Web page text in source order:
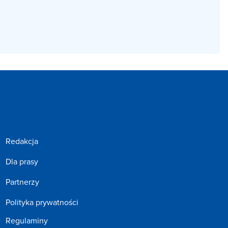
Redakcja
Dla prasy
Partnerzy
Polityka prywatności
Regulaminy